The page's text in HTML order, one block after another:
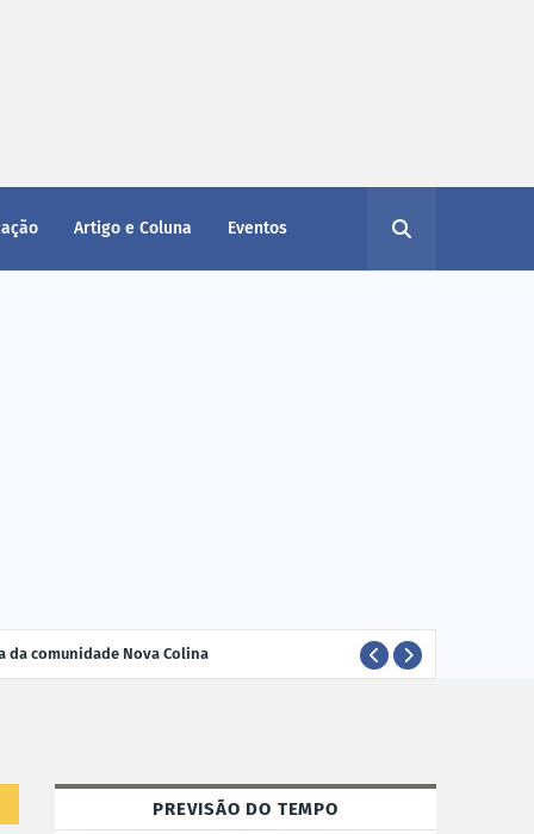
Artigo e Coluna Eventos
da comunidade Nova Colina
PREVISÃO DO TEMPO